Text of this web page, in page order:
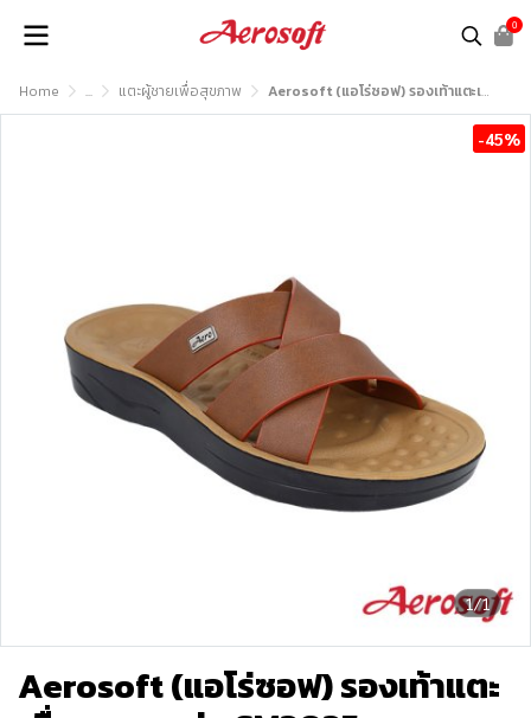
0
Home ... แตะผู้ชายเพื่อสุขภาพ Aerosoft (แอโร่ซอฟ) รองเท้าแตะเพื่อสุขภาพ รุ่น SM3035
1/1
-45%
Aerosoft (แอโร่ซอฟ) รองเท้าแตะ